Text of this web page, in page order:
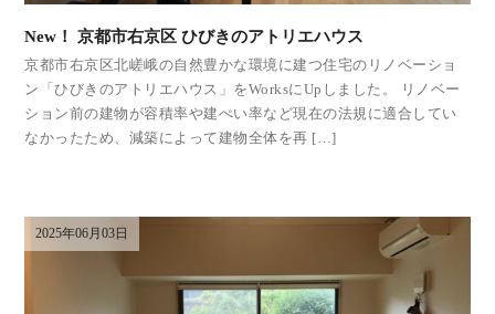
New！ 京都市右京区 ひびきのアトリエハウス
京都市右京区北嵯峨の自然豊かな環境に建つ住宅のリノベーショ
ン「ひびきのアトリエハウス」をWorksにUpしました。 リノベー
ション前の建物が容積率や建ぺい率など現在の法規に適合してい
なかったため、減築によって建物全体を再 […]
2025年06月03日